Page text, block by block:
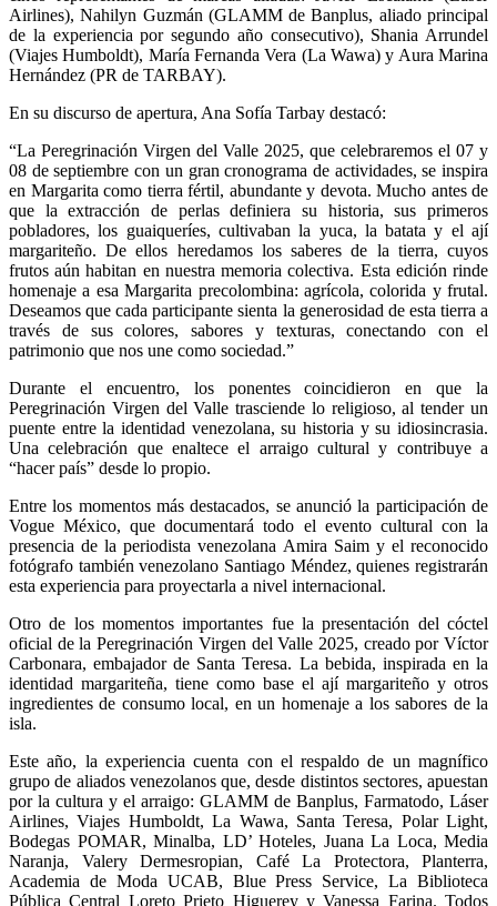
Airlines), Nahilyn Guzmán (GLAMM de Banplus, aliado principal
de la experiencia por segundo año consecutivo), Shania Arrundel
(Viajes Humboldt), María Fernanda Vera (La Wawa) y Aura Marina
Hernández (PR de TARBAY).
En su discurso de apertura, Ana Sofía Tarbay destacó:
“La Peregrinación Virgen del Valle 2025, que celebraremos el 07 y
08 de septiembre con un gran cronograma de actividades, se inspira
en Margarita como tierra fértil, abundante y devota. Mucho antes de
que la extracción de perlas definiera su historia, sus primeros
pobladores, los guaiqueríes, cultivaban la yuca, la batata y el ají
margariteño. De ellos heredamos los saberes de la tierra, cuyos
frutos aún habitan en nuestra memoria colectiva. Esta edición rinde
homenaje a esa Margarita precolombina: agrícola, colorida y frutal.
Deseamos que cada participante sienta la generosidad de esta tierra a
través de sus colores, sabores y texturas, conectando con el
patrimonio que nos une como sociedad.”
Durante el encuentro, los ponentes coincidieron en que la
Peregrinación Virgen del Valle trasciende lo religioso, al tender un
puente entre la identidad venezolana, su historia y su idiosincrasia.
Una celebración que enaltece el arraigo cultural y contribuye a
“hacer país” desde lo propio.
Entre los momentos más destacados, se anunció la participación de
Vogue México, que documentará todo el evento cultural con la
presencia de la periodista venezolana Amira Saim y el reconocido
fotógrafo también venezolano Santiago Méndez, quienes registrarán
esta experiencia para proyectarla a nivel internacional.
Otro de los momentos importantes fue la presentación del cóctel
oficial de la Peregrinación Virgen del Valle 2025, creado por Víctor
Carbonara, embajador de Santa Teresa. La bebida, inspirada en la
identidad margariteña, tiene como base el ají margariteño y otros
ingredientes de consumo local, en un homenaje a los sabores de la
isla.
Este año, la experiencia cuenta con el respaldo de un magnífico
grupo de aliados venezolanos que, desde distintos sectores, apuestan
por la cultura y el arraigo: GLAMM de Banplus, Farmatodo, Láser
Airlines, Viajes Humboldt, La Wawa, Santa Teresa, Polar Light,
Bodegas POMAR, Minalba, LD’ Hoteles, Juana La Loca, Media
Naranja, Valery Dermesropian, Café La Protectora, Planterra,
Academia de Moda UCAB, Blue Press Service, La Biblioteca
Pública Central Loreto Prieto Higuerey y Vanessa Farina. Todos